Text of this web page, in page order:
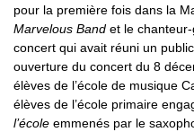
pour la première fois dans la
Marvelous Band et le
concert qui avait réuni un
ouverture du concert du 8
élèves de l’école de musique
élèves de l’école primaire
l’école emmenés par le